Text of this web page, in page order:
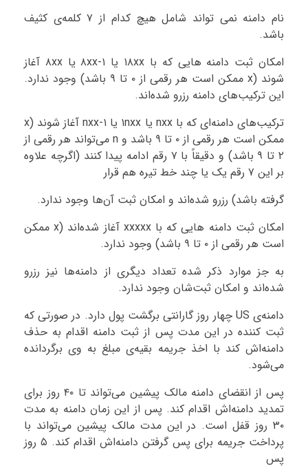
نام دامنه نمی تواند شامل هیچ کدام از ۷ کلمه‌ی کثیف
باشد.
امکان ثبت دامنه هایی که با ۱۸xx یا ۱-۸xx یا ۸xx آغاز
شوند (x ممکن است هر رقمی از ۰ تا ۹ باشد) وجود ندارد.
این ترکیب‌های دامنه رزرو شده‌اند.
ترکیب‌های دامنه‌ای که با nxx یا ۱nxx یا ۱-nxx آغاز شوند (x
ممکن است هر رقمی از ۰ تا ۹ باشد و n می‌تواند هر رقمی از
۲ تا ۹ باشد) و دقیقاً با ۷ رقم ادامه پیدا کنند (اگرچه علاوه
بر این ۷ رقم یک یا چند خط تیره هم قرار
گرفته باشد) رزرو شده‌اند و امکان ثبت آن‌ها وجود ندارد.
امکان ثبت دامنه هایی که با xxxxx آغاز شده‌اند (x ممکن
است هر رقمی از ۰ تا ۹ باشد) وجود ندارد.
به جز موارد ذکر شده تعداد دیگری از دامنه‌ها نیز رزرو
شده‌اند و امکان ثبت‌شان وجود ندارد.
دامنه‌ی US چهار روز گارانتی برگشت پول دارد. در صورتی که
ثبت کننده در این مدت پس از ثبت دامنه اقدام به حذف
دامنه‌اش کند با اخذ جریمه بقیه‌ی مبلغ به وی برگردانده
می‌شود.
پس از انقضای دامنه مالک پیشین می‌تواند تا ۴۰ روز برای
تمدید دامنه‌اش اقدام کند. پس از این زمان دامنه به مدت
۳۰ روز قفل است. در این مدت مالک پیشین می‌تواند با
پرداخت جریمه برای پس گرفتن دامنه‌اش اقدام کند. ۵ روز
پس